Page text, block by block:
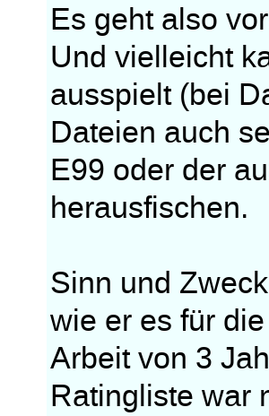
Es geht also
Und vielleicht
ausspielt (bei
Dateien auch
E99 oder der
herausfischen.
Sinn und
wie er es für
Arbeit von 3
Ratingliste war